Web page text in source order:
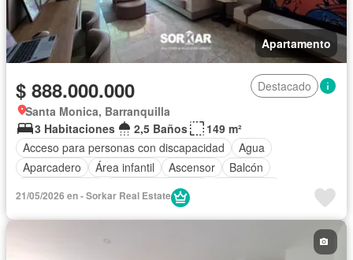
Apartamento
$ 888.000.000
Destacado
Santa Monica, Barranquilla
3 Habitaciones
2,5 Baños
149 m²
Acceso para personas con discapacidad
Agua
Aparcadero
Área infantil Ascensor
Balcón
Cuarto de servicio
Piscina
Seguridad privada
21/05/2026 en - Sorkar Real Estate